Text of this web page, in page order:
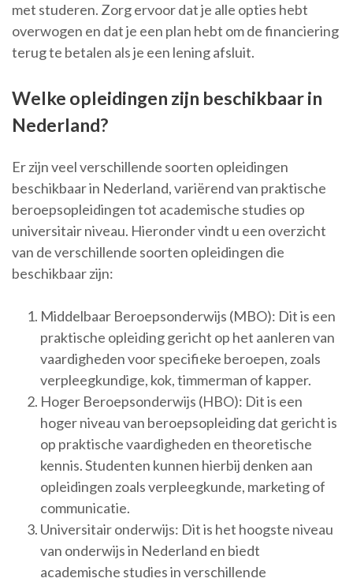
met studeren. Zorg ervoor dat je alle opties hebt
overwogen en dat je een plan hebt om de financiering
terug te betalen als je een lening afsluit.
Welke opleidingen zijn beschikbaar in
Nederland?
Er zijn veel verschillende soorten opleidingen
beschikbaar in Nederland, variërend van praktische
beroepsopleidingen tot academische studies op
universitair niveau. Hieronder vindt u een overzicht
van de verschillende soorten opleidingen die
beschikbaar zijn:
Middelbaar Beroepsonderwijs (MBO): Dit is een
praktische opleiding gericht op het aanleren van
vaardigheden voor specifieke beroepen, zoals
verpleegkundige, kok, timmerman of kapper.
Hoger Beroepsonderwijs (HBO): Dit is een
hoger niveau van beroepsopleiding dat gericht is
op praktische vaardigheden en theoretische
kennis. Studenten kunnen hierbij denken aan
opleidingen zoals verpleegkunde, marketing of
communicatie.
Universitair onderwijs: Dit is het hoogste niveau
van onderwijs in Nederland en biedt
academische studies in verschillende